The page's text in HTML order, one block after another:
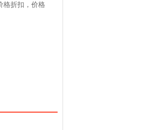
格折扣，价格